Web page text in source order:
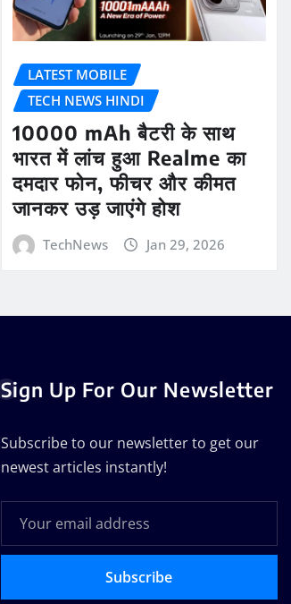
LATEST MOBILE
TECH NEWS HINDI
10000 mAh बैटरी के साथ
भारत में लांच हुआ Realme का
दमदार फोन, फीचर और कीमत
जानकर उड़ जाएंगे होश
TechNews Jan 29, 2026
Sign Up For Our Newsletter
Subscribe to our newsletter to get our
newest articles instantly!
Subscribe